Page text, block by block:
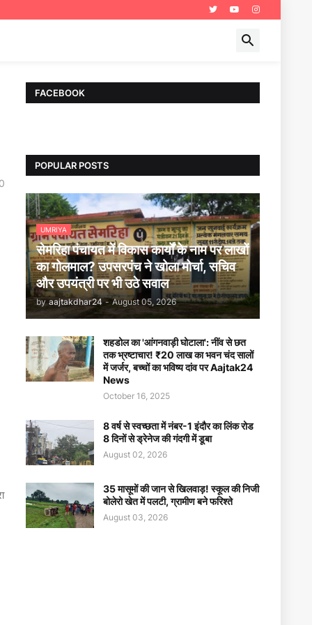
FACEBOOK
POPULAR POSTS
UMRIYA
सेमरिहा पंचायत में विकास कार्यों के नाम पर लाखों
का गोलमाल? उपसरपंच ने खोला मोर्चा, सचिव
और उपयंत्री पर भी उठे सवाल
by aajtakdhar24 - August 05, 2026
शहडोल का 'आंगनवाड़ी घोटाला': नींव से छत
तक भ्रष्टाचार! ₹20 लाख का भवन चंद सालों
में जर्जर, बच्चों का भविष्य दांव पर Aajtak24
News
October 16, 2025
8 वर्ष से स्वच्छता में नंबर-1 इंदौर का लिंक रोड
8 दिनों से ड्रेनेज की गंदगी में डूबा
August 02, 2026
35 मासूमों की जान से खिलवाड़! स्कूल की निजी
बोलेरो खेत में पलटी, ग्रामीण बने फरिश्ते
August 03, 2026